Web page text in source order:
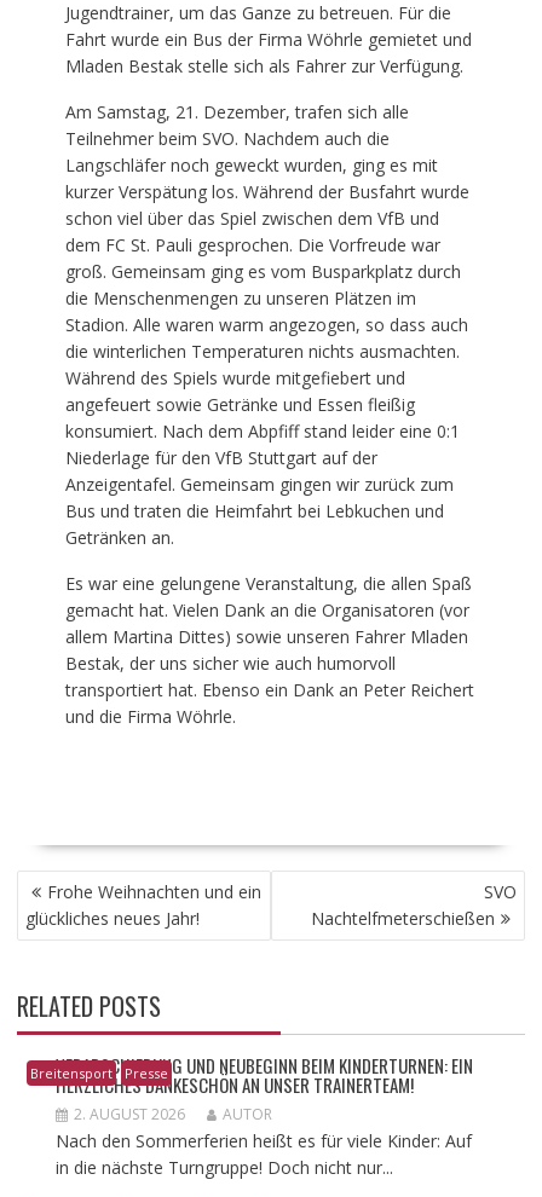
Jugendtrainer, um das Ganze zu betreuen. Für die
Fahrt wurde ein Bus der Firma Wöhrle gemietet und
Mladen Bestak stelle sich als Fahrer zur Verfügung.
Am Samstag, 21. Dezember, trafen sich alle
Teilnehmer beim SVO. Nachdem auch die
Langschläfer noch geweckt wurden, ging es mit
kurzer Verspätung los. Während der Busfahrt wurde
schon viel über das Spiel zwischen dem VfB und
dem FC St. Pauli gesprochen. Die Vorfreude war
groß. Gemeinsam ging es vom Busparkplatz durch
die Menschenmengen zu unseren Plätzen im
Stadion. Alle waren warm angezogen, so dass auch
die winterlichen Temperaturen nichts ausmachten.
Während des Spiels wurde mitgefiebert und
angefeuert sowie Getränke und Essen fleißig
konsumiert. Nach dem Abpfiff stand leider eine 0:1
Niederlage für den VfB Stuttgart auf der
Anzeigentafel. Gemeinsam gingen wir zurück zum
Bus und traten die Heimfahrt bei Lebkuchen und
Getränken an.
Es war eine gelungene Veranstaltung, die allen Spaß
gemacht hat. Vielen Dank an die Organisatoren (vor
allem Martina Dittes) sowie unseren Fahrer Mladen
Bestak, der uns sicher wie auch humorvoll
transportiert hat. Ebenso ein Dank an Peter Reichert
und die Firma Wöhrle.
BEITRAGSNAVIGATION
Frohe Weihnachten und ein
glückliches neues Jahr!
SVO
Nachtelfmeterschießen
RELATED POSTS
Breitensport Presse
VERABSCHIEDUNG UND NEUBEGINN BEIM KINDERTURNEN: EIN
HERZLICHES DANKESCHÖN AN UNSER TRAINERTEAM!
2. AUGUST 2026 AUTOR
Nach den Sommerferien heißt es für viele Kinder: Auf
in die nächste Turngruppe! Doch nicht nur...